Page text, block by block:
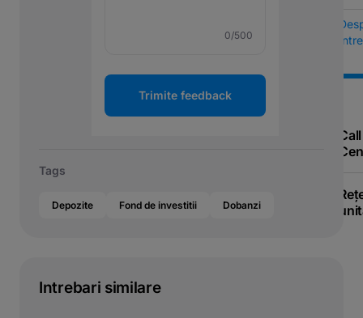
Call
0/500
Trimite feedback
Tags
Depozite Fond de investitii Dobanzi
Intrebari similare